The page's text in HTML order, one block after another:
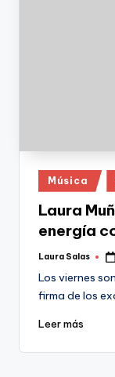
Publicado
en
Música
Laura
energía
Publicado
Laura Salas
Los viernes
firma de los
Leer más